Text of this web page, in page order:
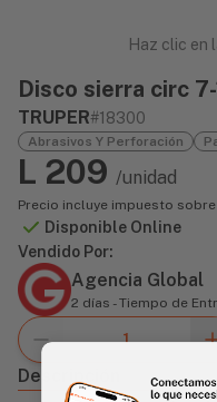
Haz clic en
Disco sierra circ
TRUPER#18300
Abrasivos Y Perforación
L 209 /unidad
Precio incluye impuesto
Disponible Online
Vendido Por:
Agencia Global
2 días - Tiempo de
Descripción